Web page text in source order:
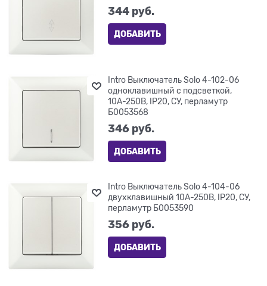
344 руб.
ДОБАВИТЬ
Intro Выключатель Solo 4-102-06
одноклавишный с подсветкой,
10А-250В, IP20, СУ, перламутр
Б0053568
346 руб.
ДОБАВИТЬ
Intro Выключатель Solo 4-104-06
двухклавишный 10А-250В, IP20, СУ,
перламутр Б0053590
356 руб.
ДОБАВИТЬ